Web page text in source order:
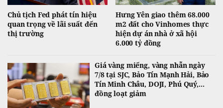
Chủ tịch Fed phát tín hiệu
quan trọng về lãi suất đến
thị trường
Hưng Yên giao thêm 68.000
m2 đất cho Vinhomes thực
hiện dự án nhà ở xã hội
6.000 tỷ đồng
Giá vàng miếng, vàng nhẫn ngày
7/8 tại SJC, Bảo Tín Mạnh Hải, Bảo
Tín Minh Châu, DOJI, Phú Quý,...
đồng loạt giảm